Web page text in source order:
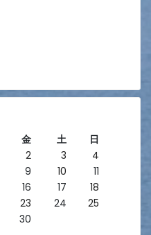
金 土
日
2 3
4
9 10
11
16 17
18
23 24
25
30